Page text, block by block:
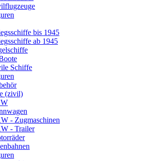
bis 1945
ab 1945
Schiffe
(zivil)
- Zugmaschinen
- Trailer